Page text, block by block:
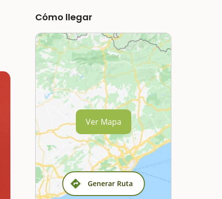
Cómo llegar
Generar Ruta
Ver Mapa